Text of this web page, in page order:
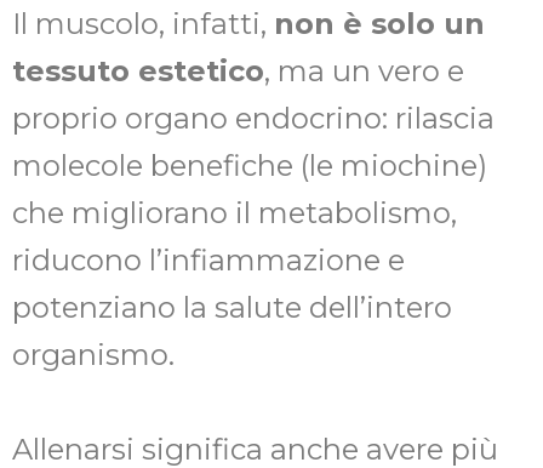
Il muscolo, infatti, non è solo un
tessuto estetico, ma un vero e
proprio organo endocrino: rilascia
molecole benefiche (le miochine)
che migliorano il metabolismo,
riducono l’infiammazione e
potenziano la salute dell’intero
organismo.
Allenarsi significa anche avere più